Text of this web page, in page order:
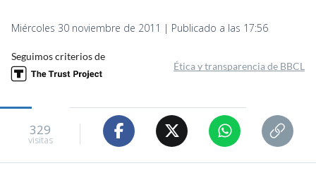
Miércoles 30 noviembre de 2011 | Publicado a las 17:56
Seguimos criterios de
Ética y transparencia de BBCL
329
visitas